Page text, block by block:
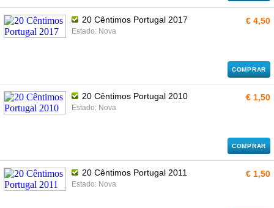
20 Cêntimos Portugal 2017
Estado: Nova
€ 4,50
COMPRAR
20 Cêntimos Portugal 2010
Estado: Nova
€ 1,50
COMPRAR
20 Cêntimos Portugal 2011
Estado: Nova
€ 1,50